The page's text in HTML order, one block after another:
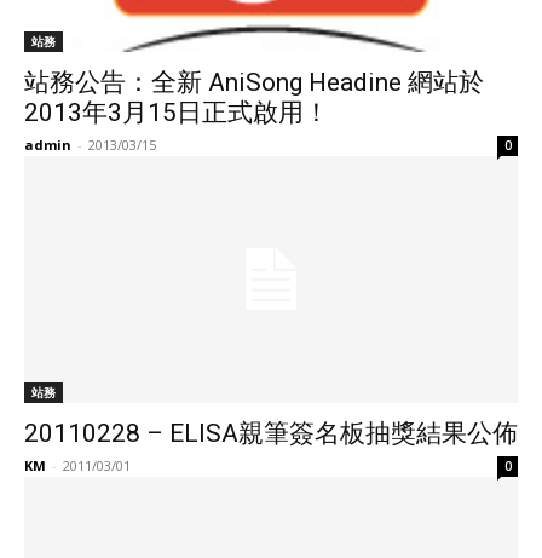
站務
站務公告：全新 AniSong Headine 網站於
2013年3月15日正式啟用！
admin - 2013/03/15 0
站務
20110228 – ELISA親筆簽名板抽獎結果公佈
KM - 2011/03/01 0